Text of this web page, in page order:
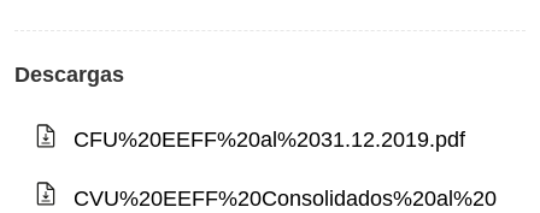
Descargas
CFU%20EEFF%20al%2031.12.2019.pdf
CVU%20EEFF%20Consolidados%20al%20